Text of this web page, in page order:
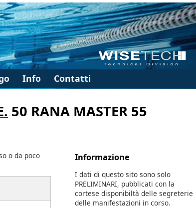
Info Contatti
50 RANA MASTER 55
o da poco
Informazione
I dati di questo sito sono solo
PRELIMINARI, pubblicati con la
cortese disponibiltà delle segreterie
delle manifestazioni in corso.